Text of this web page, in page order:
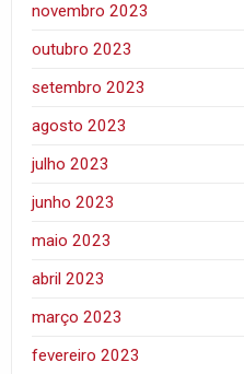
novembro 2023
outubro 2023
setembro 2023
agosto 2023
julho 2023
junho 2023
maio 2023
abril 2023
março 2023
fevereiro 2023